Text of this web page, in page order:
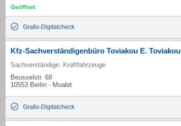
Gratis-Digitalcheck
Kfz-Sachverständigenbüro Toviakou E. Toviakou
Sachverständige: Kraftfahrzeuge
Beusselstr. 68
10553 Berlin - Moabit
Gratis-Digitalcheck